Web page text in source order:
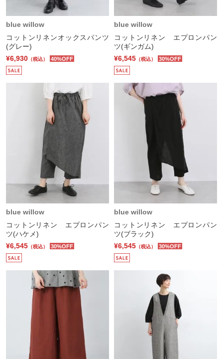
blue willow
コットンリネンオックスパンツ
(グレー)
¥6,930 （税込） 40%OFF
blue willow
コットンリネン エプロンパン
ツ(ギンガム)
¥6,545 （税込） 30%OFF
blue willow
コットンリネン エプロンパン
ツ(ハケメ)
¥6,545 （税込） 30%OFF
blue willow
コットンリネン エプロンパン
ツ(ブラック)
¥6,545 （税込） 30%OFF